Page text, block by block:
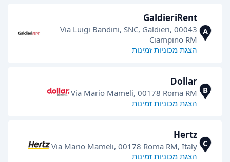
A
GaldieriRent
Via Luigi Bandini, SNC, Galdieri, 00043
Ciampino RM
הצגת מכוניות זמינות
B
Dollar
Via Mario Mameli, 00178 Roma RM
הצגת מכוניות זמינות
C
Hertz
Via Mario Mameli, 00178 Roma RM, Italy
הצגת מכוניות זמינות